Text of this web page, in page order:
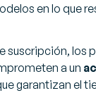
en lo que
suscripción, los
a un
garantizan el